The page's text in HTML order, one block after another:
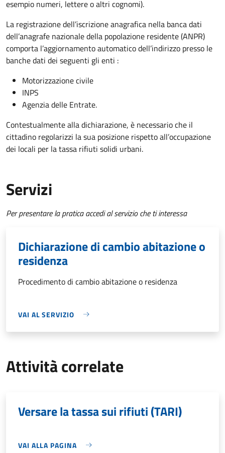
esempio numeri, lettere o altri cognomi).
La registrazione dell’iscrizione anagrafica nella banca dati
dell’anagrafe nazionale della popolazione residente (ANPR)
comporta l’aggiornamento automatico dell’indirizzo presso le
banche dati dei seguenti gli enti :
Motorizzazione civile
INPS
Agenzia delle Entrate.
Contestualmente alla dichiarazione, è necessario che il
cittadino regolarizzi la sua posizione rispetto all’occupazione
dei locali per la tassa rifiuti solidi urbani.
Servizi
Per presentare la pratica accedi al servizio che ti interessa
Dichiarazione di cambio abitazione o
residenza
Procedimento di cambio abitazione o residenza
VAI AL SERVIZIO
Attività correlate
Versare la tassa sui rifiuti (TARI)
VAI ALLA PAGINA